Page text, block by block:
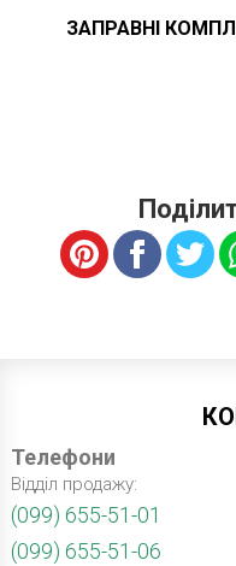
ЗАПРАВНІ
Телефони
Відділ продажу:
(099) 655-51-01
(099) 655-51-06